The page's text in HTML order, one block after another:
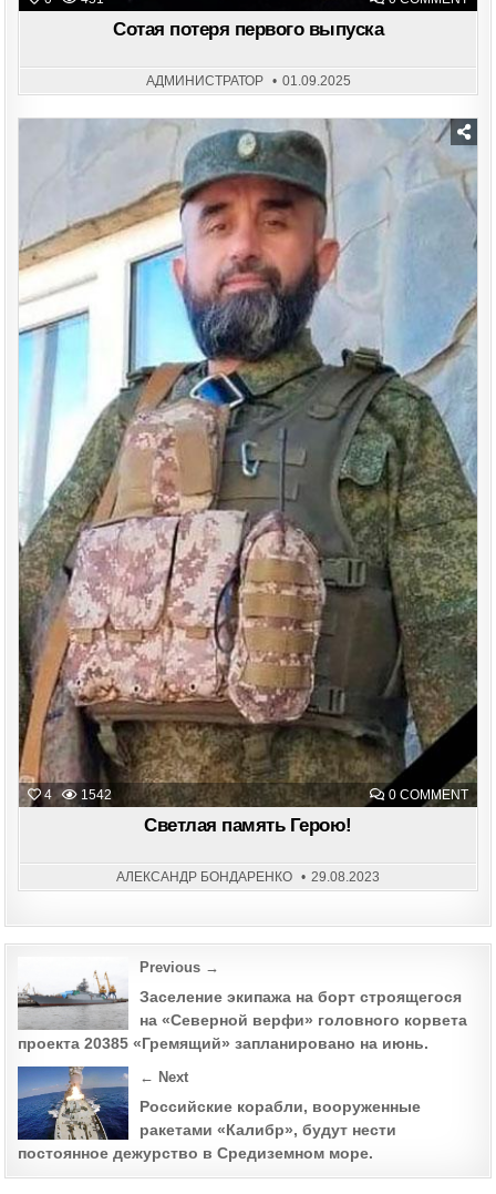
Сотая потеря первого выпуска
АДМИНИСТРАТОР 01.09.2025
4 1542 0 COMMENTON
Posted
in
Светлая память Герою!
АЛЕКСАНДР БОНДАРЕНКО 29.08.2023
Post
navigation
Previous →
Заселение экипажа на борт строящегося
на «Северной верфи» головного корвета
проекта 20385 «Гремящий» запланировано на июнь.
← Next
Российские корабли, вооруженные
ракетами «Калибр», будут нести
постоянное дежурство в Средиземном море.